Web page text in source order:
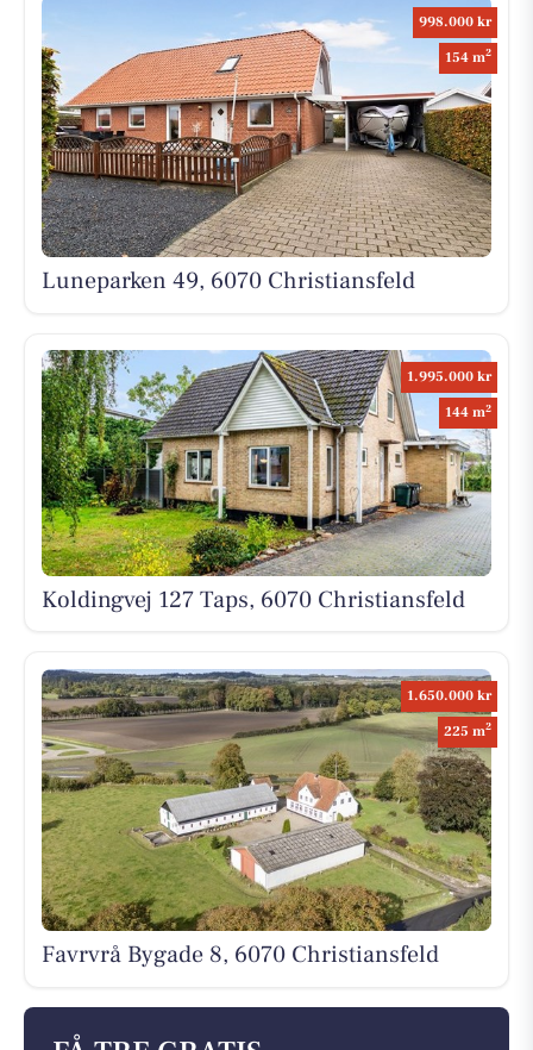
998.000 kr
154 m2
Luneparken 49, 6070 Christiansfeld
1.995.000 kr
144 m2
Koldingvej 127 Taps, 6070 Christiansfeld
1.650.000 kr
225 m2
Favrvrå Bygade 8, 6070 Christiansfeld